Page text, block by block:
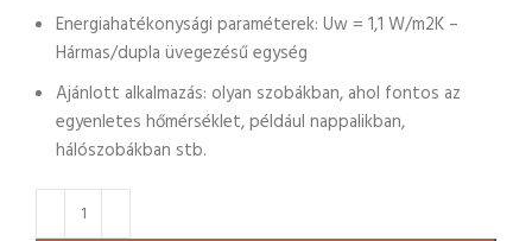
Energiahatékonysági paraméterek: Uw = 1,1 W/m2K –
Hármas/dupla üvegezésű egység
Ajánlott alkalmazás: olyan szobákban, ahol fontos az
egyenletes hőmérséklet, például nappalikban,
hálószobákban stb.